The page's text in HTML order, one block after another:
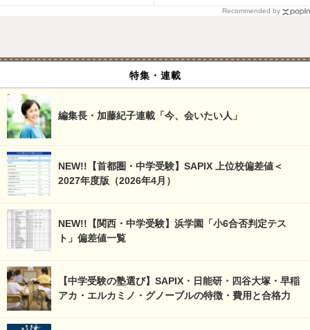
Recommended by
特集・連載
編集長・加藤紀子連載「今、会いたい人」
NEW!!【首都圏・中学受験】SAPIX 上位校偏差値＜
2027年度版（2026年4月）
NEW!!【関西・中学受験】浜学園「小6合否判定テス
ト」偏差値一覧
【中学受験の塾選び】SAPIX・日能研・四谷大塚・早稲
アカ・エルカミノ・グノーブルの特徴・費用と合格力